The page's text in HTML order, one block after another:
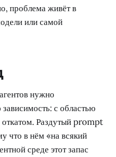
проблема живёт в
или самой
нужно
с областью
откатом. Раздутый prompt
что в нём «на всякий
среде этот запас